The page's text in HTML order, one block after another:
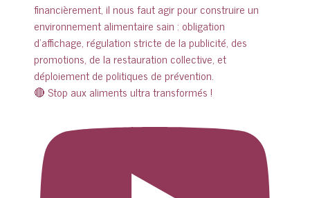
🔴 Stop aux aliments ultra transformés !